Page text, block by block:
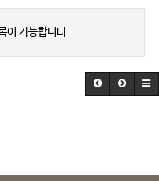
이 가능합니다.